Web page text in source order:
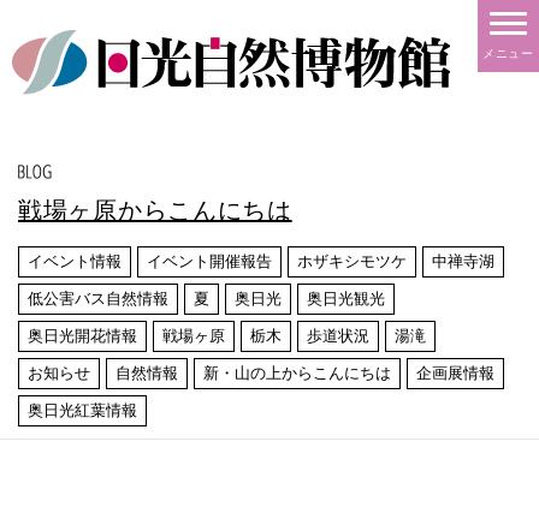
メニュー
戦場ヶ原からこんにちは
イベント情報 イベント開催報告 ホザキシモツケ 中禅寺湖
低公害バス自然情報 夏 奥日光 奥日光観光
奥日光開花情報 戦場ヶ原 栃木 歩道状況 湯滝
お知らせ 自然情報 新・山の上からこんにちは 企画展情報
奥日光紅葉情報